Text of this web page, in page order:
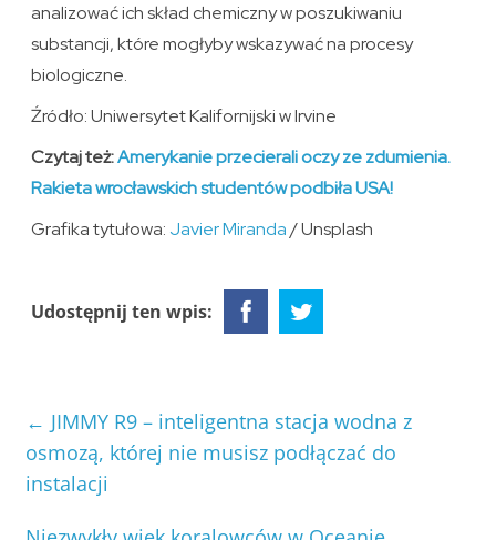
analizować ich skład chemiczny w poszukiwaniu
substancji, które mogłyby wskazywać na procesy
biologiczne.
Źródło: Uniwersytet Kalifornijski w Irvine
Czytaj też:Amerykanie przecierali oczy ze zdumienia.
Rakieta wrocławskich studentów podbiła USA!
Grafika tytułowa: Javier Miranda/ Unsplash
Udostępnij ten wpis:
← JIMMY R9 – inteligentna stacja wodna z
osmozą, której nie musisz podłączać do
instalacji